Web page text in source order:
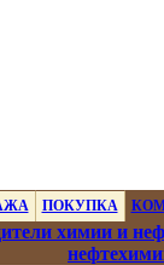
ПОКУПКА
химии и